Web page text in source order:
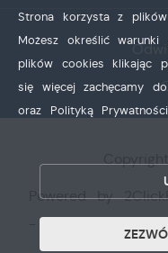
Powered by
- Portale nowej
Strona korzysta z
Możesz określić
plików cookies klikając
się więcej zachęcamy
oraz Polityką